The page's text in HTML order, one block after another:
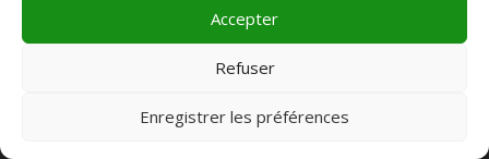
Accepter
Refuser
Enregistrer les préférences
Pôle 22 bis impasse Bonnabaud